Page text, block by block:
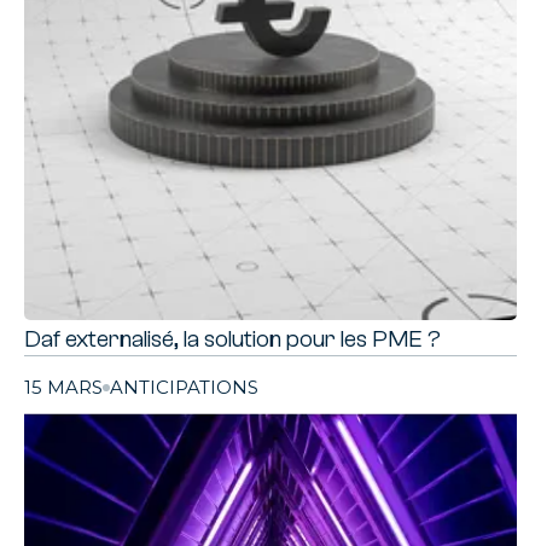
Daf externalisé, la solution pour les PME ?
15 MARS ANTICIPATIONS